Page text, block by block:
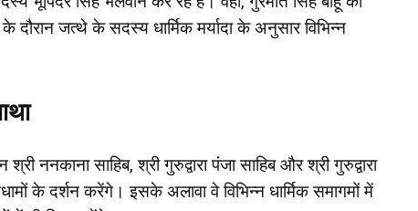
दौरान जत्थे के सदस्य धार्मिक मर्यादा के अनुसार विभिन्न
श्री ननकाना साहिब, श्री गुरुद्वारा पंजा साहिब और श्री गुरुद्वारा
के दर्शन करेंगे। इसके अलावा वे विभिन्न धार्मिक समागमों में